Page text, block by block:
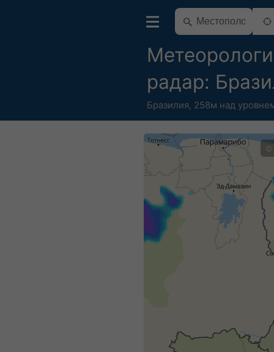
радар:
Бразилия, 258м над
©